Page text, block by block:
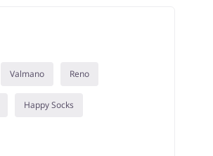
Valmano Reno
Happy Socks